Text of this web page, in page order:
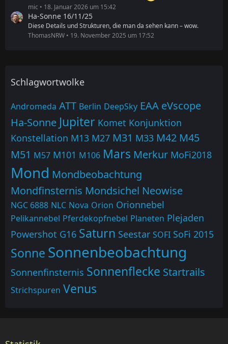
mic
18. Januar 2026 um 15:42
Ha-Sonne 16/11/25
Diese Details und Strukturen, die man da sehen kann – wow.
ThomasNRW
19. November 2025 um 17:52
Schlagwortwolke
Andromeda ATT Berlin DeepSky EAA eVscope
Ha-Sonne Jupiter Komet Konjunktion
Konstellation M13 M27 M31 M33 M42 M45
M51 M57 M101 M106 Mars Merkur MoFi2018
Mond Mondbeobachtung
Mondfinsternis Mondsichel Neowise
NGC 6888 NLC Nova Orion Orionnebel
Pelikannebel Pferdekopfnebel Planeten Plejaden
Powershot G16 Saturn Seestar SOFI SoFi 2015
Sonne Sonnenbeobachtung
Sonnenfinsternis Sonnenflecke Startrails
Strichspuren Venus